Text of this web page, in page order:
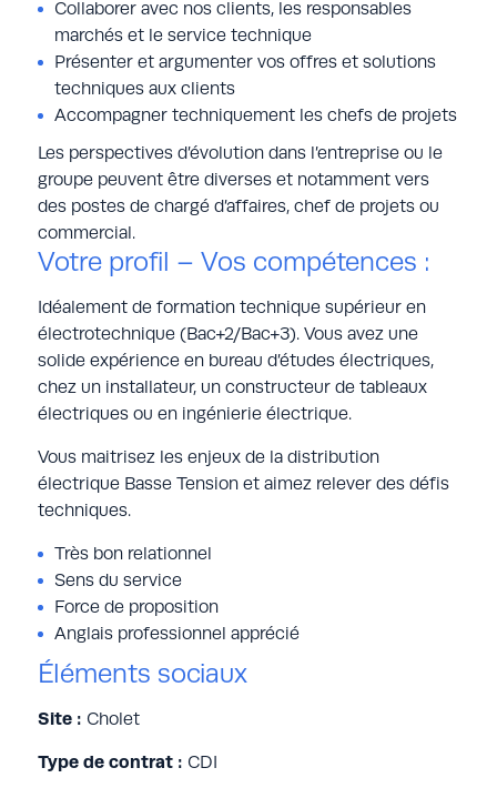
Collaborer avec nos clients, les responsables
marchés et le service technique
Présenter et argumenter vos offres et solutions
techniques aux clients
Accompagner techniquement les chefs de projets
Les perspectives d’évolution dans l’entreprise ou le
groupe peuvent être diverses et notamment vers
des postes de chargé d’affaires, chef de projets ou
commercial.
Votre profil – Vos compétences :
Idéalement de formation technique supérieur en
électrotechnique (Bac+2/Bac+3). Vous avez une
solide expérience en bureau d’études électriques,
chez un installateur, un constructeur de tableaux
électriques ou en ingénierie électrique.
Vous maitrisez les enjeux de la distribution
électrique Basse Tension et aimez relever des défis
techniques.
Très bon relationnel
Sens du service
Force de proposition
Anglais professionnel apprécié
Éléments sociaux
Site : Cholet
Type de contrat : CDI